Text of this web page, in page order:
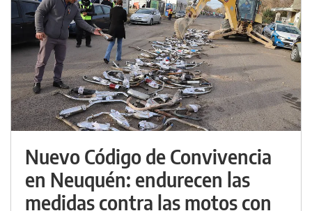
Nuevo Código de Convivencia
en Neuquén: endurecen las
medidas contra las motos con